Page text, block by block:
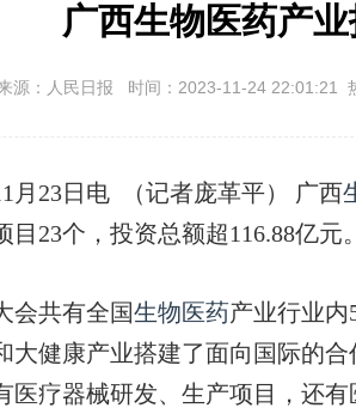
广西生物医药产
源：人民日报 时间：2023-11-24 22:01:21
23日电 （记者庞革平） 广西
23个，投资总额超116.88亿元。
共有全国生物医药产业行业内
大健康产业搭建了面向国际的
医疗器械研发、生产项目，还